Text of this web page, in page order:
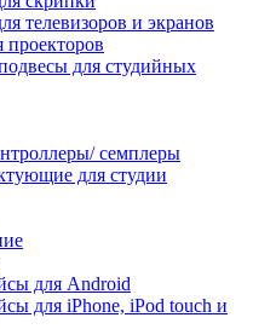
телевизоров и экранов
для студийных
семплеры
для студии
для Android
для iPhone, iPod touch и